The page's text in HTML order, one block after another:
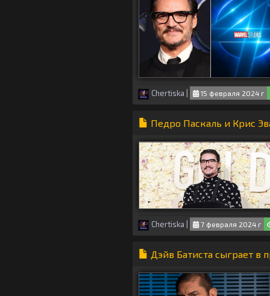
Chertiska 15 февраля 2024 г
Педро Паскаль и Крис
Chertiska 7 февраля 2024 г
Дэйв Батиста сыграет в